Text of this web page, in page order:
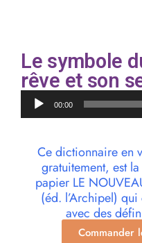
Le symbole
rêve et son
Lecteur
audio00:00
Ce dictionnaire en
gratuitement, est
papier LE
(éd. l’Archipel)
avec des
Commander